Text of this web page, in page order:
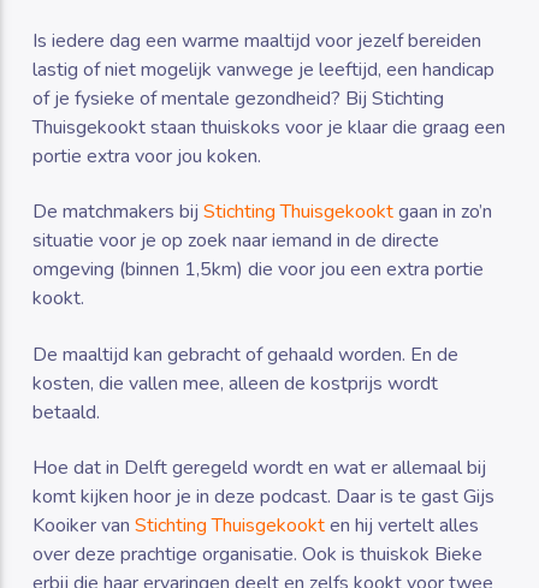
Is iedere dag een warme maaltijd voor jezelf bereiden
lastig of niet mogelijk vanwege je leeftijd, een handicap
of je fysieke of mentale gezondheid? Bij Stichting
Thuisgekookt staan thuiskoks voor je klaar die graag een
portie extra voor jou koken.
De matchmakers bijStichting Thuisgekooktgaan in zo’n
situatie voor je op zoek naar iemand in de directe
omgeving (binnen 1,5km) die voor jou een extra portie
kookt.
De maaltijd kan gebracht of gehaald worden. En de
kosten, die vallen mee, alleen de kostprijs wordt
betaald.
Hoe dat in Delft geregeld wordt en wat er allemaal bij
komt kijken hoor je in deze podcast. Daar is te gast Gijs
Kooiker vanStichting Thuisgekookten hij vertelt alles
over deze prachtige organisatie. Ook is thuiskok Bieke